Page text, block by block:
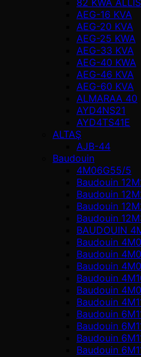
AEG-16 KVA
AEG-20 KVA
AEG-25 KWA
AEG-33 KVA
AEG-40 KWA
AEG-46 KVA
AEG-60 KVA
ALMARAA 40
AYD4NS21
AYD4TS41E
ALTAŞ
AJB-44
Baudouin
4M06G55/5
Baudouin
Baudouin
Baudouin
Baudouin
BAUDOUIN
Baudouin
Baudouin
Baudouin
Baudouin
Baudouin
Baudouin
Baudouin
Baudouin
Baudouin
Baudouin